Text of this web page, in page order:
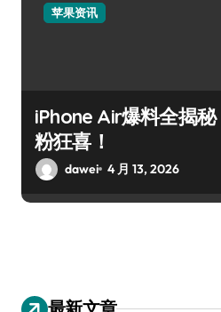
苹果资讯
iPhone Air爆料全揭
粉狂喜！
dawei 4 月 13, 2026